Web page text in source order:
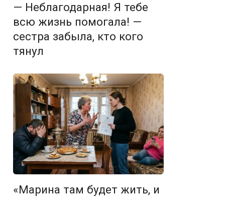
— Неблагодарная! Я тебе
всю жизнь помогала! —
сестра забыла, кто кого
тянул
«Марина там будет жить, и